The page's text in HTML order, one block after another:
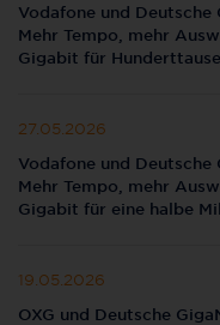
Vodafone und
Mehr Tempo, mehr
Gigabit für
27.05.2026
Vodafone und
Mehr Tempo, mehr
Gigabit für eine halbe
19.05.2026
OXG und Deutsche